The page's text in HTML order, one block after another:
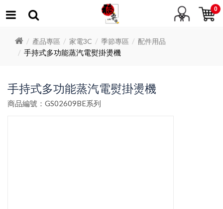
0
產品專區 家電3C 季節專區 配件用品
手持式多功能蒸汽電熨掛燙機
手持式多功能蒸汽電熨掛燙機
商品編號：GS02609BE系列